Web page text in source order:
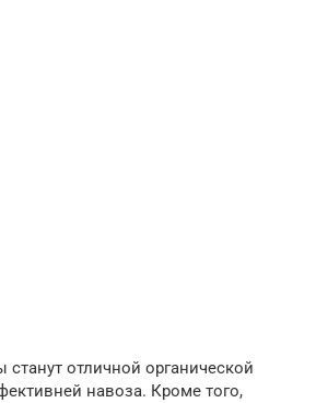
отличной органической
навоза. Кроме того,